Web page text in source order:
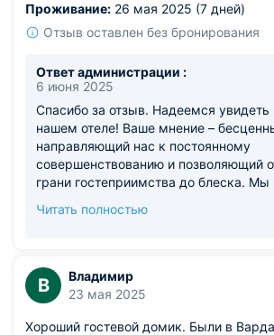
Проживание: 26 мая 2025 (7 дней)
Отзыв оставлен без бронирования
Ответ администрации :
6 июня 2025
Спасибо за отзыв. Надеемся увидеть
нашем отеле! Ваше мнение –
направляющий нас к постоянному
совершенствованию и позволяющий
грани гостеприимства до блеска. Мы
локаций, а возможность погрузиться
просто временным пристанищем, а
ярких воспоминаний и
нетерпением ждем новой встречи. До
встречи!
Читать полностью
В
Владимир
23 мая 2025
Хороший гостевой домик. Были в